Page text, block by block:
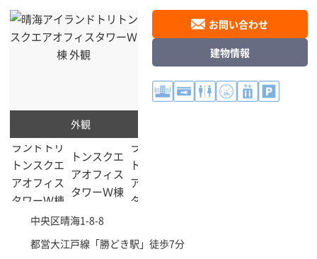
外観
中央区晴海1-8-8
都営大江戸線「勝どき駅 」徒歩7分
お問い合わせ
建物情報